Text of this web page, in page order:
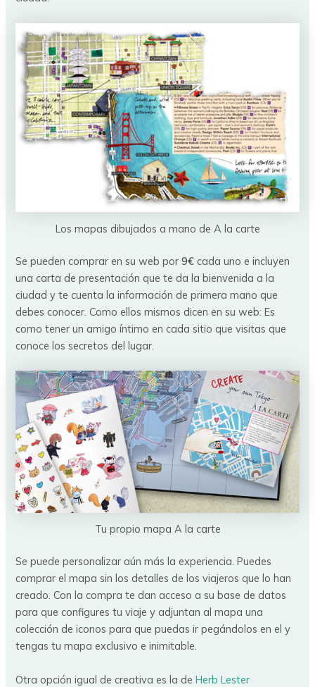
Los mapas dibujados a mano de A la carte
Se pueden comprar en su web por9€ cada uno e incluyen
una carta de presentación que te da la bienvenida a la
ciudad y te cuenta la información de primera mano que
debes conocer. Como ellos mismos dicen en su web: Es
como tener un amigo íntimo en cada sitio que visitas que
conoce los secretos del lugar.
Tu propio mapa A la carte
Se puede personalizar aún más la experiencia. Puedes
comprar el mapa sin los detalles de los viajeros que lo han
creado. Con la compra te dan acceso a su base de datos
para que configures tu viaje y adjuntan al mapa una
colección de iconos para que puedas ir pegándolos en el y
tengas tu mapa exclusivo e inimitable.
Otra opción igual de creativa es la deHerb Lester